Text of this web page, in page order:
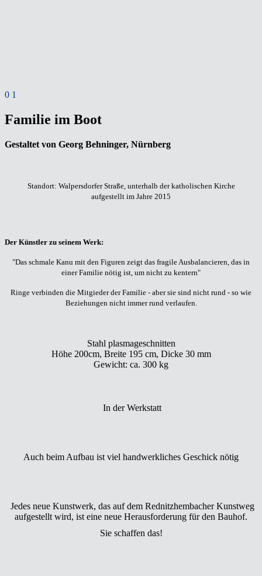
0 1
Familie im Boot
Gestaltet von Georg Behninger, Nürnberg
Standort: Walpersdorfer Straße, unterhalb der katholischen Kirche
aufgestellt im Jahre 2015
Der Künstler zu seinem Werk:
"Das schmale Kanu mit den Figuren zeigt das fragile Ausbalancieren, das in
einer Familie nötig ist, um nicht zu kentern"
Ringe verbinden die Mitgieder der Familie - aber sie sind nicht rund - so wie
Beziehungen nicht immer rund verlaufen.
Stahl plasmageschnitten
Höhe 200cm, Breite 195 cm, Dicke 30 mm
Gewicht: ca. 300 kg
In der Werkstatt
Auch beim Aufbau ist viel handwerkliches Geschick nötig
Jedes neue Kunstwerk, das auf dem Rednitzhembacher Kunstweg
aufgestellt wird, ist eine neue Herausforderung für den Bauhof.
Sie schaffen das!